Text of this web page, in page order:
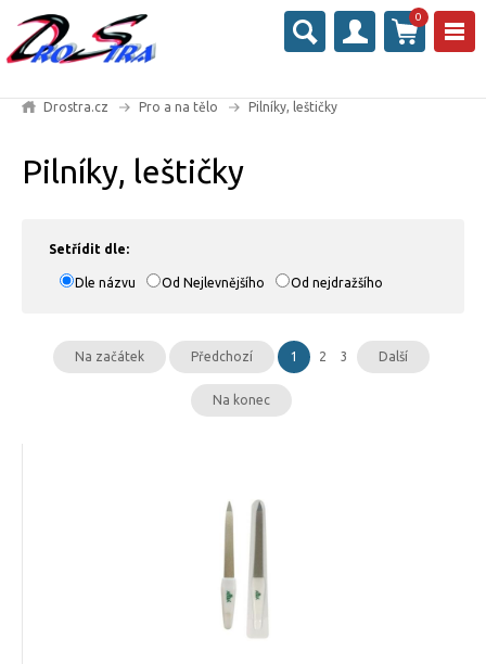
0
Drostra.cz Pro a na tělo Pilníky, leštičky
Pilníky, leštičky
Setřídit dle:
Dle názvu Od Nejlevnějšího Od nejdražšího
Na začátek Předchozí 1 2 3 Další
Na konec